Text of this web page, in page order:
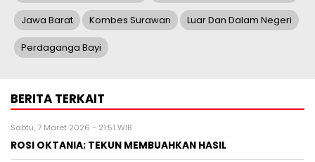
Jawa Barat Kombes Surawan Luar Dan Dalam Negeri
Perdaganga Bayi
BERITA TERKAIT
Sabtu, 7 Maret 2026 - 21:51 WIB
ROSI OKTANIA; TEKUN MEMBUAHKAN HASIL